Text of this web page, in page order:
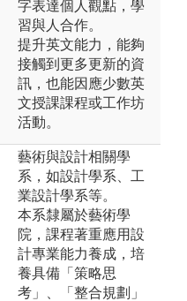
字表達個人觀點，學
習與人合作。
提升英文能力，能夠
接觸到更多更新的資
訊，也能因應少數英
文授課課程或工作坊
活動。
藝術與設計相關學
系，如設計學系、工
業設計學系等。
本系隸屬於藝術學
院，課程著重應用設
計專業能力養成，培
養具備「策略思
考」、「整合規劃」